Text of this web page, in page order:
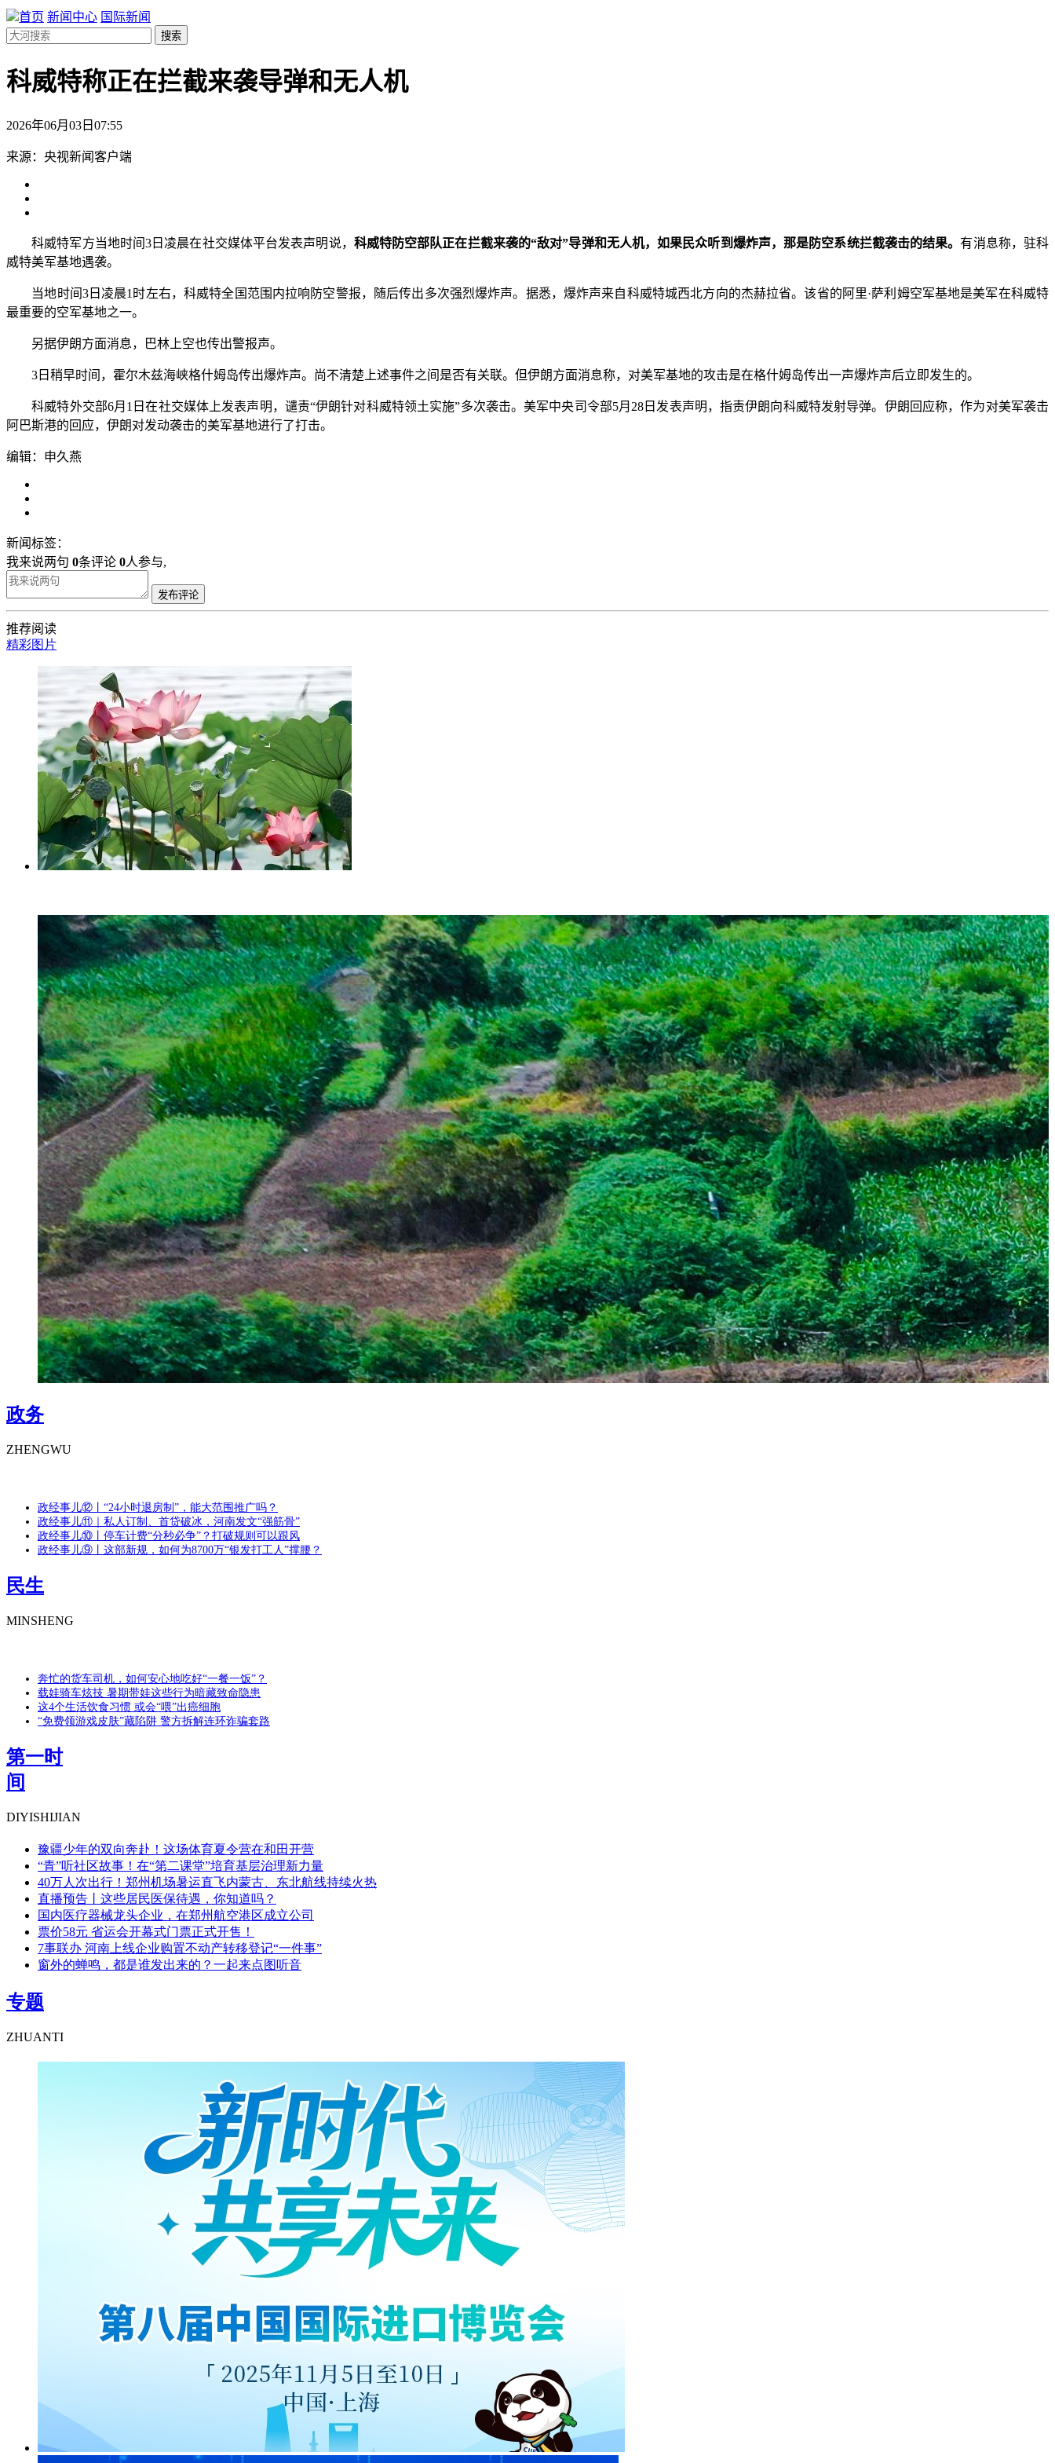
首页 新闻中心 国际新闻
搜索
科威特称正在拦截来袭导弹和无人机
2026年06月03日07:55
来源：央视新闻客户端
科威特军方当地时间3日凌晨在社交媒体平台发表声明说， 科威特防空部队正在拦截来袭的“敌对”导弹和无人机，如果民众听到爆炸声，那是防空系统拦截袭击的结果。有消息称，驻科
威特美军基地遇袭。
当地时间3日凌晨1时左右，科威特全国范围内拉响防空警报，随后传出多次强烈爆炸声。据悉，爆炸声来自科威特城西北方向的杰赫拉省。该省的阿里·萨利姆空军基地是美军在科威特
最重要的空军基地之一。
另据伊朗方面消息，巴林上空也传出警报声。
3日稍早时间，霍尔木兹海峡格什姆岛传出爆炸声。尚不清楚上述事件之间是否有关联。但伊朗方面消息称，对美军基地的攻击是在格什姆岛传出一声爆炸声后立即发生的。
科威特外交部6月1日在社交媒体上发表声明，谴责“伊朗针对科威特领土实施”多次袭击。美军中央司令部5月28日发表声明，指责伊朗向科威特发射导弹。伊朗回应称，作为对美军袭击
阿巴斯港的回应，伊朗对发动袭击的美军基地进行了打击。
编辑：申久燕
新闻标签：
我来说两句 0条评论 0人参与,
发布评论
推荐阅读